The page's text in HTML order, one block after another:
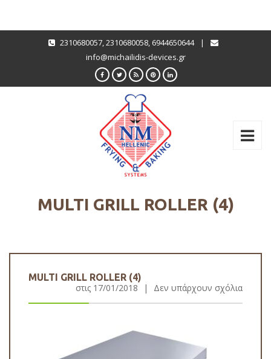
2310680057,2310680058, 6944650644
|
info@michailidis-devices.gr
MULTI GRILL ROLLER (4)
MULTI GRILL ROLLER (4)
στις 17/01/2018 | Δεν υπάρχουν σχόλια